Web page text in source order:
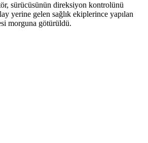
sürücüsünün direksiyon kontrolünü
yerine gelen sağlık ekiplerince yapılan
morguna götürüldü.